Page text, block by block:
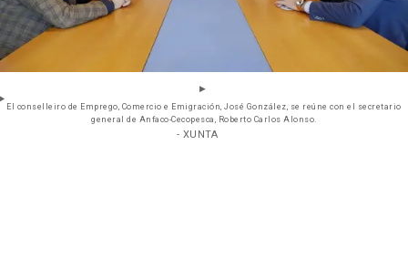
El conselleiro de Emprego, Comercio e Emigración, José González, se reúne con el secretario
general de Anfaco-Cecopesca, Roberto Carlos Alonso.
- XUNTA